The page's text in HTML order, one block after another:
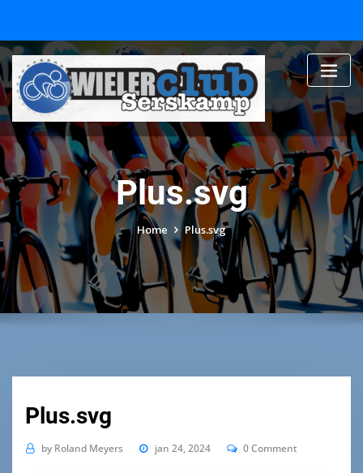
content
Plus.svg
Home Plus.svg
Plus.svg
by Roland Meyers jan 24, 2024 0 Comment